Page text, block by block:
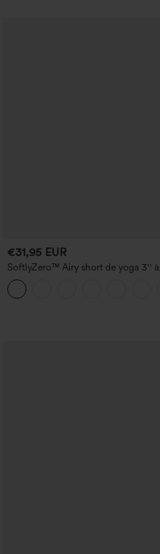
€31,95 EUR
SoftlyZero™ Airy short de yoga 3'' à
taille haute, froncé, InstantCool, avec
poches